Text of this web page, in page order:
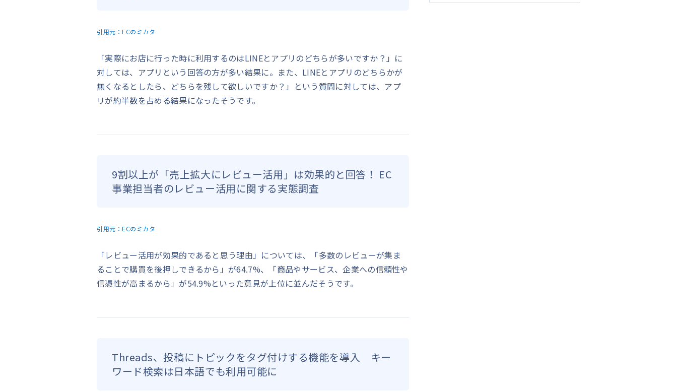
引用元：ECのミカタ
「実際にお店に行った時に利用するのはLINEとアプリのどちらが多いですか？」に
対しては、アプリという回答の方が多い結果に。また、LINEとアプリのどちらかが
無くなるとしたら、どちらを残して欲しいですか？」という質問に対しては、アプ
リが約半数を占める結果になったそうです。
9割以上が「売上拡大にレビュー活用」は効果的と回答！ EC
事業担当者のレビュー活用に関する実態調査
引用元：ECのミカタ
「レビュー活用が効果的であると思う理由」については、「多数のレビューが集ま
ることで購買を後押しできるから」が64.7%、「商品やサービス、企業への信頼性や
信憑性が高まるから」が54.9%といった意見が上位に並んだそうです。
Threads、投稿にトピックをタグ付けする機能を導入 キー
ワード検索は日本語でも利用可能に